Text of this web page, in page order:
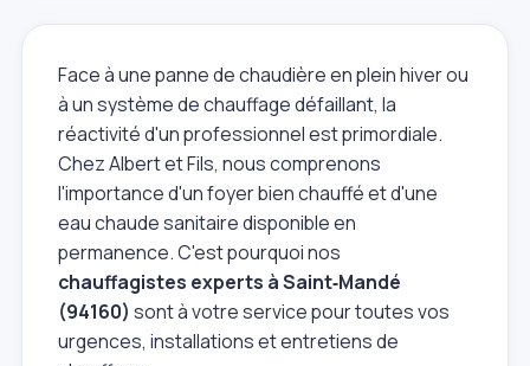
Face à une panne de chaudière en plein hiver ou
à un système de chauffage défaillant, la
réactivité d'un professionnel est primordiale.
Chez Albert et Fils, nous comprenons
l'importance d'un foyer bien chauffé et d'une
eau chaude sanitaire disponible en
permanence. C'est pourquoi nos
chauffagistes experts à Saint‑Mandé
(94160) sont à votre service pour toutes vos
urgences, installations et entretiens de